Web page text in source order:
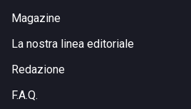
Magazine
La nostra linea editoriale
Redazione
F.A.Q.